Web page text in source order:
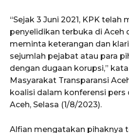
“Sejak 3 Juni 2021, KPK telah
penyelidikan terbuka di Aceh
meminta keterangan dan
sejumlah pejabat atau para
dengan dugaan korupsi,”
Masyarakat Transparansi
koalisi dalam konferensi pers
Aceh, Selasa (1/8/2023).
Alfian mengatakan pihaknya